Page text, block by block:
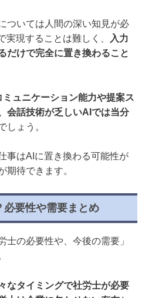
ついては人間の深い知見が必
実現することは難しく、
入力
だけで完全に置き換わること
ュニケーション能力や提案ス
会話技術が乏しいAIでは当分
しょう。
事はAIに置き換わる可能性が
期待できます。
要性や需要まとめ
士の必要性や、今後の需要」
なタイミングで社労士が必要